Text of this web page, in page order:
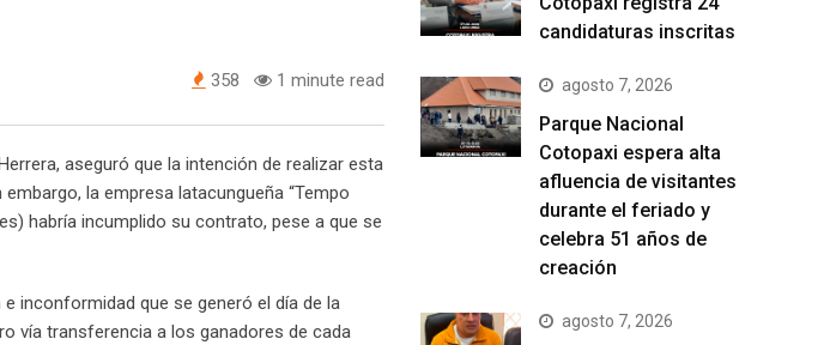
358 1 minute read
aseguró que la intención de realizar esta
la empresa latacungueña “Tempo
habría incumplido su contrato, pese a que se
inconformidad que se generó el día de la
vía transferencia a los ganadores de cada
candidaturas inscritas
agosto 7, 2026
Parque Nacional
Cotopaxi espera alta
afluencia de visitantes
durante el feriado y
celebra 51 años de
creación
agosto 7, 2026